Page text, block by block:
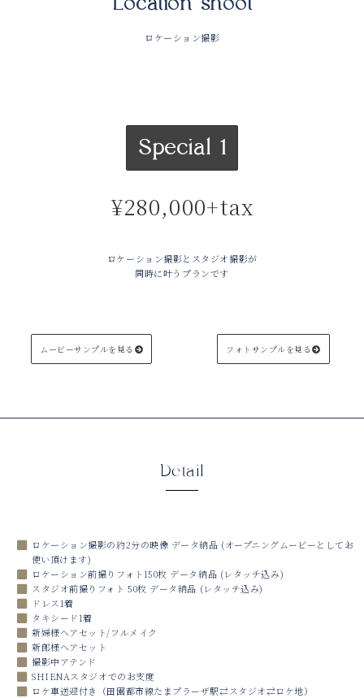
Location shoot
ロケーション撮影
Special 1
¥280,000+tax
ロケーション撮影とスタジオ撮影が
同時に叶うプランです
ムービーサンプルを見る フォトサンプルを見る
Detail
ロケーション撮影の約2分の映像 データ納品 (オープニングムービーとしてお
使い頂けます)
ロケーション前撮りフォト150枚 データ納品 (レタッチ込み)
スタジオ前撮りフォト 50枚 データ納品 (レタッチ込み)
ドレス1着
タキシード1着
新婦様ヘアセット/フルメイク
新郎様ヘアセット
撮影中アテンド
SHIENAスタジオでのお支度
ロケ車送迎付き（田園都市線たまプラーザ駅⇄スタジオ⇄ロケ地）